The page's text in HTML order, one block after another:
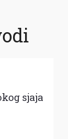
sjaja